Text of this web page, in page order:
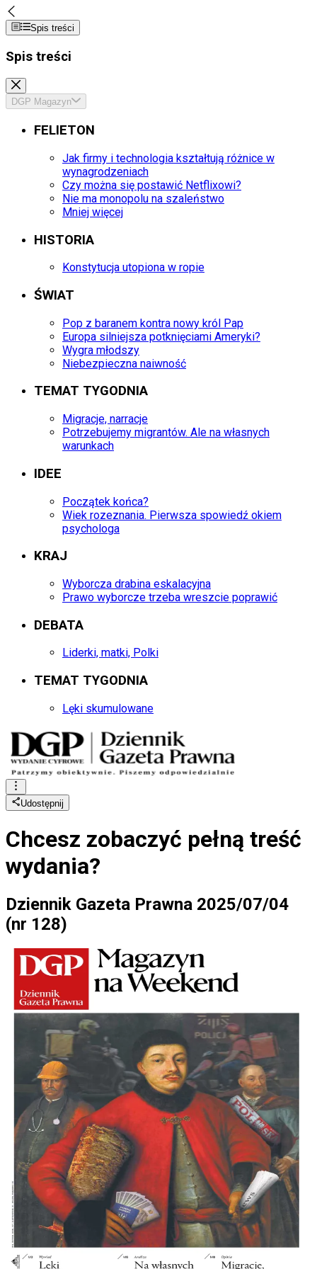
Spis treści
Spis treści
DGP Magazyn
FELIETON
Jak firmy i technologia kształtują różnice w
wynagrodzeniach
Czy można się postawić Netflixowi?
Nie ma monopolu na szaleństwo
Mniej więcej
HISTORIA
Konstytucja utopiona w ropie
ŚWIAT
Pop z baranem kontra nowy król Pap
Europa silniejsza potknięciami Ameryki?
Wygra młodszy
Niebezpieczna naiwność
TEMAT TYGODNIA
Migracje, narracje
Potrzebujemy migrantów. Ale na własnych
warunkach
IDEE
Początek końca?
Wiek rozeznania. Pierwsza spowiedź okiem
psychologa
KRAJ
Wyborcza drabina eskalacyjna
Prawo wyborcze trzeba wreszcie poprawić
DEBATA
Liderki, matki, Polki
TEMAT TYGODNIA
Lęki skumulowane
Udostępnij
Chcesz zobaczyć pełną treść
wydania?
Dziennik Gazeta Prawna 2025/07/04
(nr 128)